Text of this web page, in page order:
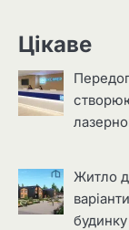
Цікаве
Житло
будинку